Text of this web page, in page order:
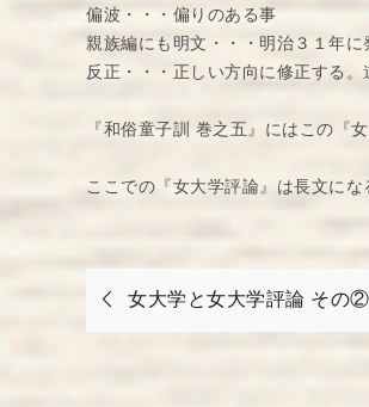
偏波・・・偏りのある事
親族編にも明文・・・明治３１年
反正・・・正しい方向に修正する。
『和俗童子訓 巻之五』にはこの『
ここでの『女大学評論』は長文に
投
稿
女大学と女大学評論 その②